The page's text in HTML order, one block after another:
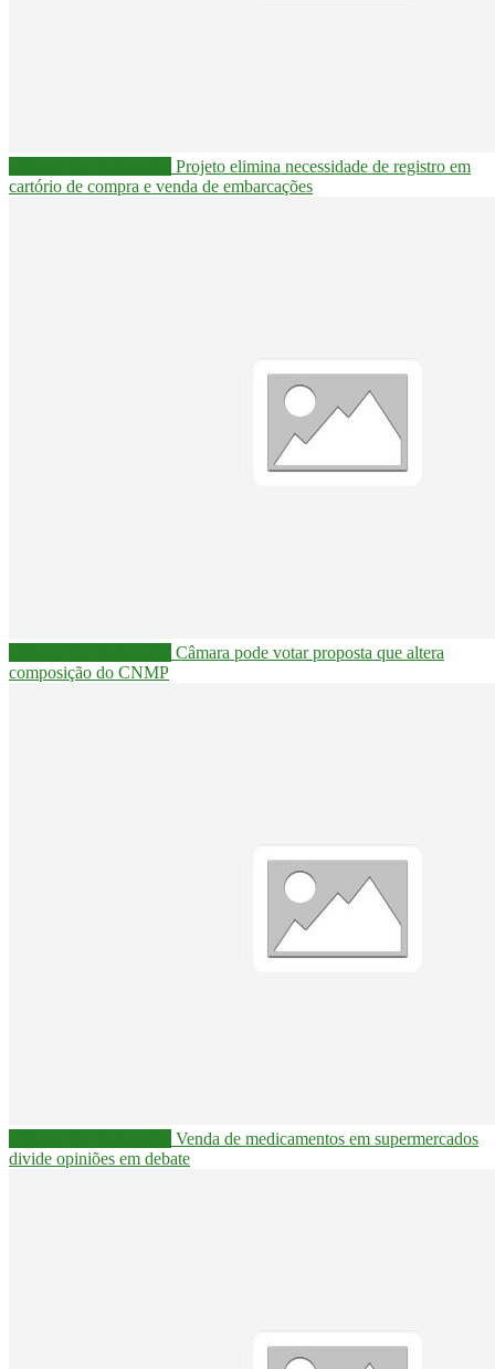
Projeto elimina necessidade de registro em
cartório de compra e venda de embarcações
Câmara pode votar proposta que altera
composição do CNMP
Venda de medicamentos em supermercados
divide opiniões em debate